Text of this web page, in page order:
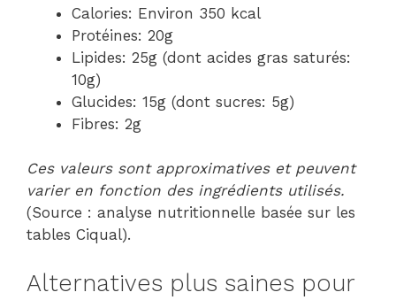
Calories: Environ 350 kcal
Protéines: 20g
Lipides: 25g (dont acides gras saturés:
10g)
Glucides: 15g (dont sucres: 5g)
Fibres: 2g
Ces valeurs sont approximatives et peuvent
varier en fonction des ingrédients utilisés.
(Source : analyse nutritionnelle basée sur les
tables Ciqual).
Alternatives plus saines pour